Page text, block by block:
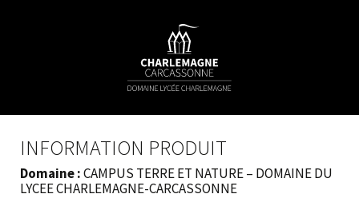
INFORMATION PRODUIT
Domaine :CAMPUS TERRE ET NATURE – DOMAINE DU
LYCEE CHARLEMAGNE-CARCASSONNE